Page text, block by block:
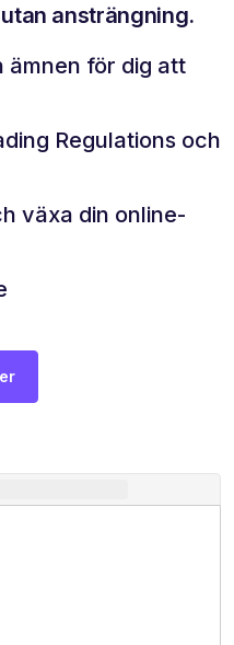
ansträngning.
ämnen för dig att
Regulations och
växa din online-